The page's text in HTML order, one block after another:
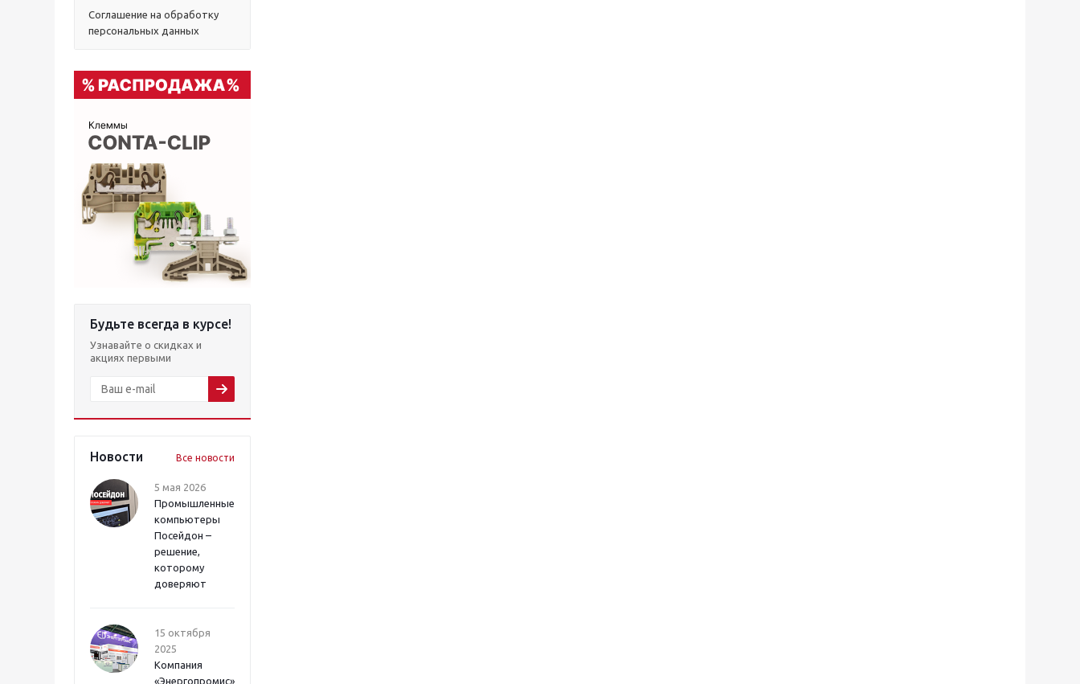
Соглашение на обработку
персональных данных
Будьте всегда в курсе!
Узнавайте о скидках и
акциях первыми
Новости Все новости
5 мая 2026
Промышленные
компьютеры
Посейдон –
решение,
которому
доверяют
15 октября
2025
Компания
«Энергопромис»